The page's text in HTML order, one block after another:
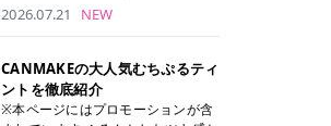
い方や特徴に違いがあります。 トナ
ーパッドは、化粧水があらかじめパ
ッドに含まれているため、コットン
を用意する手間がなく、忙しい朝で
もサッと使えるのが魅力です。 ま
た、保湿成分を豊富に配合した商品
リニックを見つけて、面倒な自己処
理から卒業しちゃいましょう♪ クリ
ニック 全身＋VIO 全身＋VIO＋顔 特
徴 脱毛器 詳細 フレイアクリニック
52,800円(税込)/5回 94,600円(税
込)/5回 肌への負担に配慮しなが
える方も多いのではないでしょう
体系をはじめ、学生や友人同士でお
得になる割引キャンペーン、無料カ
ウンセリングから施術までの具体的
2026.07.21 NEW
CANMAKEの大人気むちぷるティ
ントを徹底紹介
※本ページにはプロモーションが含